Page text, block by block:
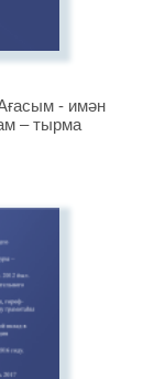
- имән
– тырма